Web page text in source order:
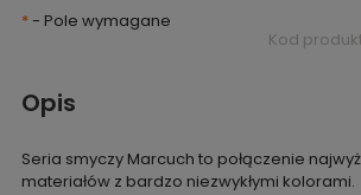
*- Pole wymagane
Kod
Opis
Seria smyczy Marcuch to połączenie
materiałów z bardzo niezwykłymi kolorami.